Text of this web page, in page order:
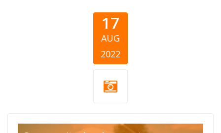
17
AUG
2022